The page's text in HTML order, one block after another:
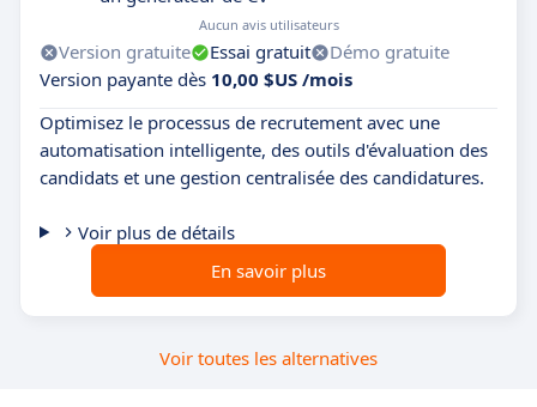
Aucun avis utilisateurs
Version gratuite Essai gratuit
Démo gratuite
Version payante dès 10,00 $US /mois
Optimisez le processus de recrutement avec une
automatisation intelligente, des outils d'évaluation des
candidats et une gestion centralisée des candidatures.
Voir plus de détails
En savoir plus
Voir toutes les alternatives